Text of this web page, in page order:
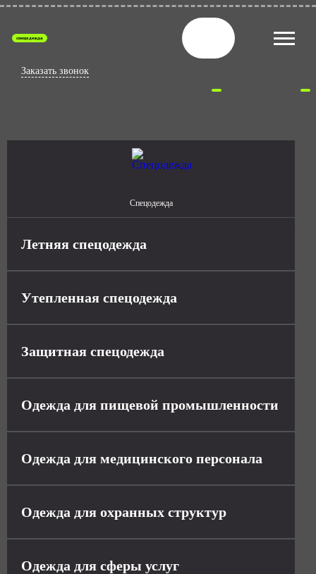
спецодежда
Заказать звонок
Спецодежда
Летняя спецодежда
Утепленная спецодежда
Защитная спецодежда
Одежда для пищевой промышленности
Одежда для медицинского персонала
Одежда для охранных структур
Одежда для сферы услуг